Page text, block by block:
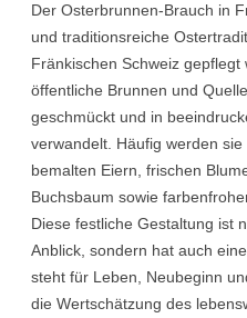
Der Osterbrunnen-Brauch in
und traditionsreiche
Fränkischen Schweiz gepflegt
öffentliche Brunnen und
geschmückt und in
verwandelt. Häufig werden
bemalten Eiern, frischen
Buchsbaum sowie
Diese festliche Gestaltung ist
Anblick, sondern hat auch
steht für Leben, Neubeginn
die Wertschätzung des